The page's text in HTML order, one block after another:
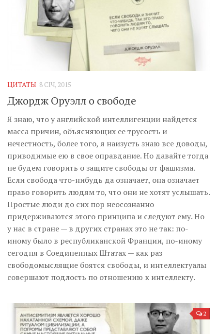
ЦИТАТЫ 8 СІЧ, 2015
Джордж Оруэлл о свободе
Я знаю, что у английской интеллигенции найдется
масса причин, объясняющих ее трусость и
нечестность, более того, я наизусть знаю все доводы,
приводимые ею в свое оправдание. Но давайте тогда
не будем говорить о защите свободы от фашизма.
Если свобода что-нибудь да означает, она означает
право говорить людям то, что они не хотят услышать.
Простые люди до сих пор неосознанно
придерживаются этого принципа и следуют ему. Но
у нас в стране — в других странах это не так: по-
иному было в республиканской Франции, по-иному
сегодня в Соединенных Штатах — как раз
свободомыслящие боятся свободы, и интеллектуалы
совершают подлость по отношению к интеллекту.
2